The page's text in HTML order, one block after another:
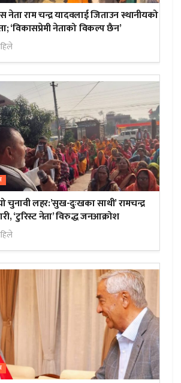
नेता राम चन्द्र यादवलाई जिताउन स्थानीयको
‘विकासप्रेमी नेताको विकल्प छैन’
चुनावी लहर:’सुख-दुःखका साथी’ रामचन्द्र
‘टुरिस्ट नेता’ विरुद्ध जनआक्रोश